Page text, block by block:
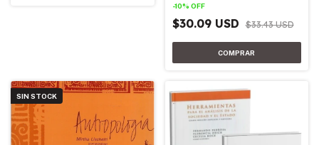
-10% OFF
$30.09 USD $33.43 USD
SIN STOCK